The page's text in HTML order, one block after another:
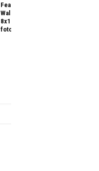
Fear The
Walking Dead
8x10: Promo,
fotos y sinopsis